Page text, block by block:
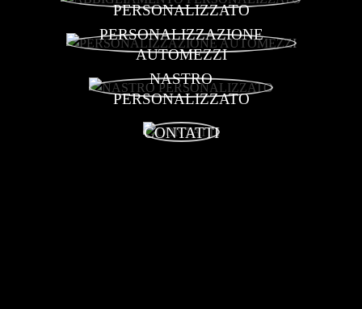
PERSONALIZZATO
PERSONALIZZAZIONE
AUTOMEZZI
NASTRO
PERSONALIZZATO
CONTATTI